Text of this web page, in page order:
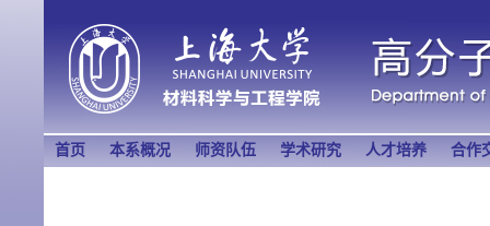
首页 本系概况 师资队伍 学术研究 人才培养 合作